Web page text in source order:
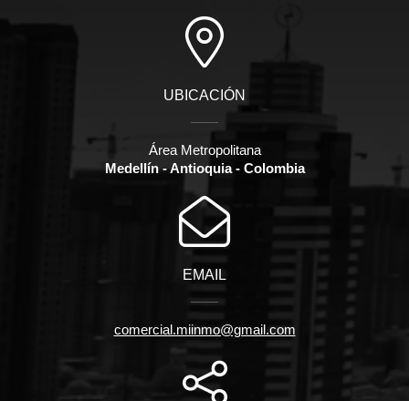
UBICACIÓN
Área Metropolitana
Medellín - Antioquia - Colombia
EMAIL
comercial.miinmo@gmail.com